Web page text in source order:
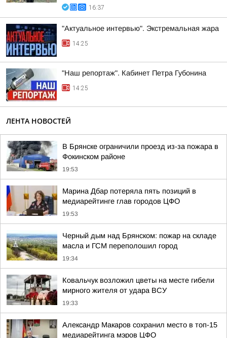
16:37
"Актуальное интервью". Экстремальная жара
14:25
"Наш репортаж". Кабинет Петра Губонина
14:25
ЛЕНТА НОВОСТЕЙ
В Брянске ограничили проезд из-за пожара в
Фокинском районе
19:53
Марина Дбар потеряла пять позиций в
медиарейтинге глав городов ЦФО
19:53
Черный дым над Брянском: пожар на складе
масла и ГСМ переполошил город
19:34
Ковальчук возложил цветы на месте гибели
мирного жителя от удара ВСУ
19:33
Александр Макаров сохранил место в топ-15
медиарейтинга мэров ЦФО